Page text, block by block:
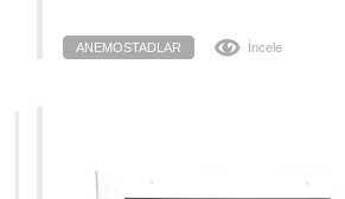
ANEMOSTADLAR İncele